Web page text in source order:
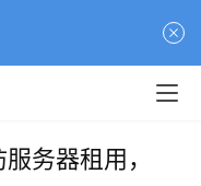
务器租用，